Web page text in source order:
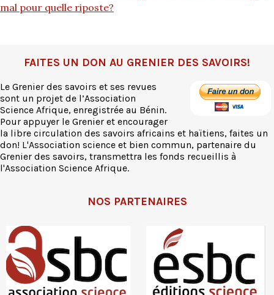
mal pour quelle riposte?
FAITES UN DON AU GRENIER DES SAVOIRS!
Le Grenier des savoirs et ses revues
sont un projet de l’Association
Science Afrique, enregistrée au Bénin.
Pour appuyer le Grenier et encourager
la libre circulation des savoirs africains et haïtiens, faites un
don! L'Association science et bien commun, partenaire du
Grenier des savoirs, transmettra les fonds recueillis à
l'Association Science Afrique.
NOS PARTENAIRES